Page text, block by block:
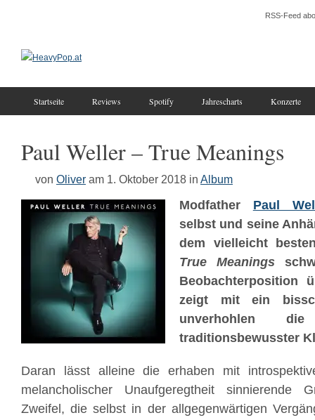
RSS-Feed
Startseite Reviews Spotify Jahrescharts Konzerte
Paul Weller – True Meanings
von Oliver am 1. Oktober 2018 in Album
Modfather Paul
selbst und seine
dem vielleicht
True Meanings
Beobachterposition
zeigt mit ein
unverhohlen
traditionsbewusster
Daran lässt alleine die erhaben mit
melancholischer Unaufgeregtheit sinnierende
Zweifel, die selbst in der allgegenwärtigen